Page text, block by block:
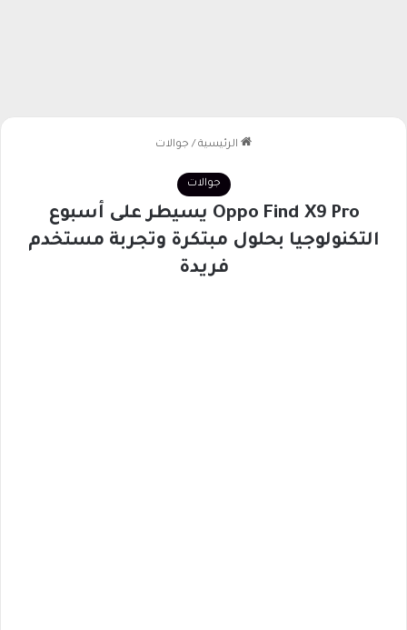
الرئيسية / جوالات
جوالات
Oppo Find X9 Pro يسيطر على أسبوع
التكنولوجيا بحلول مبتكرة وتجربة مستخدم
فريدة